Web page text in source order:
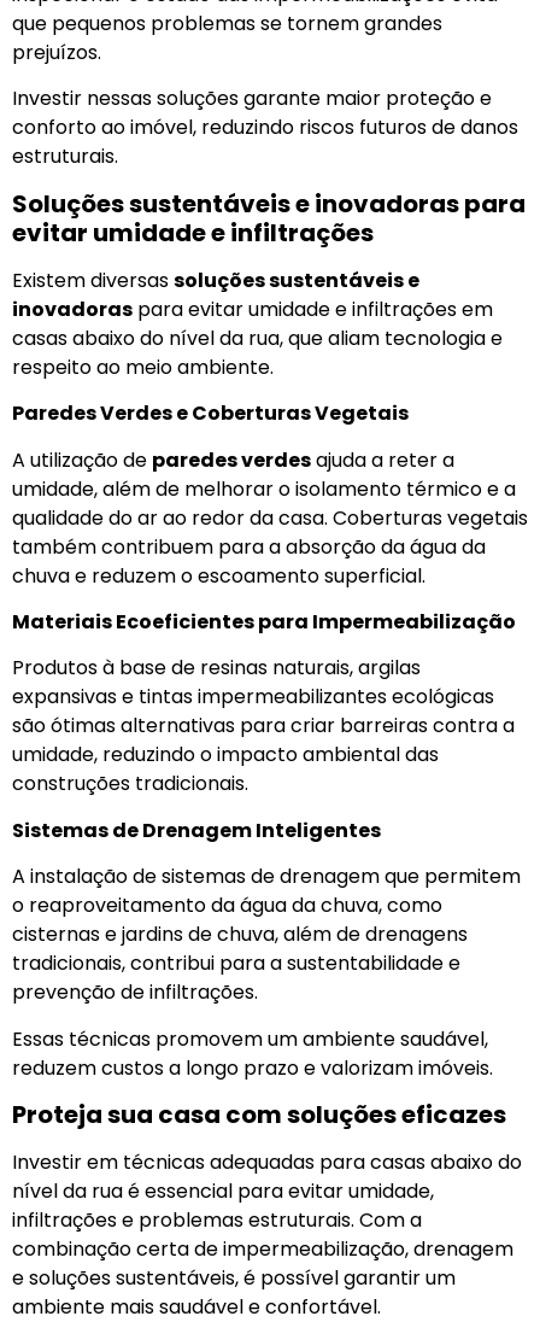
que pequenos problemas se tornem grandes
prejuízos.
Investir nessas soluções garante maior proteção e
conforto ao imóvel, reduzindo riscos futuros de danos
estruturais.
Soluções sustentáveis e inovadoras para
evitar umidade e infiltrações
Existem diversassoluções sustentáveis e
inovadoras para evitar umidade e infiltrações em
casas abaixo do nível da rua, que aliam tecnologia e
respeito ao meio ambiente.
Paredes Verdes e Coberturas Vegetais
A utilização de paredes verdesajuda a reter a
umidade, além de melhorar o isolamento térmico e a
qualidade do ar ao redor da casa. Coberturas vegetais
também contribuem para a absorção da água da
chuva e reduzem o escoamento superficial.
Materiais Ecoeficientes para Impermeabilização
Produtos à base de resinas naturais, argilas
expansivas e tintas impermeabilizantes ecológicas
são ótimas alternativas para criar barreiras contra a
umidade, reduzindo o impacto ambiental das
construções tradicionais.
Sistemas de Drenagem Inteligentes
A instalação de sistemas de drenagem que permitem
o reaproveitamento da água da chuva, como
cisternas e jardins de chuva, além de drenagens
tradicionais, contribui para a sustentabilidade e
prevenção de infiltrações.
Essas técnicas promovem um ambiente saudável,
reduzem custos a longo prazo e valorizam imóveis.
Proteja sua casa com soluções eficazes
Investir em técnicas adequadas para casas abaixo do
nível da rua é essencial para evitar umidade,
infiltrações e problemas estruturais. Com a
combinação certa de impermeabilização, drenagem
e soluções sustentáveis, é possível garantir um
ambiente mais saudável e confortável.